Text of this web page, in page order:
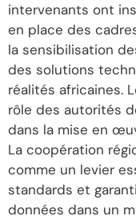
intervenants ont
en place des
la sensibilisation
des solutions
réalités africaines.
rôle des autorités
dans la mise en
La coopération
comme un levier
standards et
données dans un